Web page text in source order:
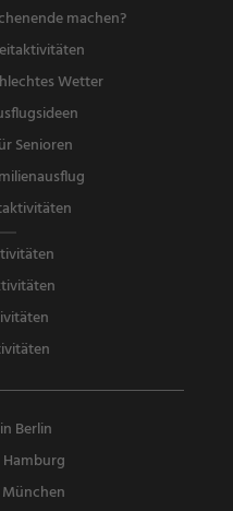
machen?
Wetter
Senioren
Berlin